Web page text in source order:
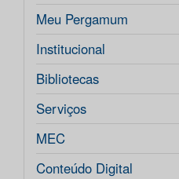
Meu Pergamum
Institucional
Bibliotecas
Serviços
MEC
Conteúdo Digital